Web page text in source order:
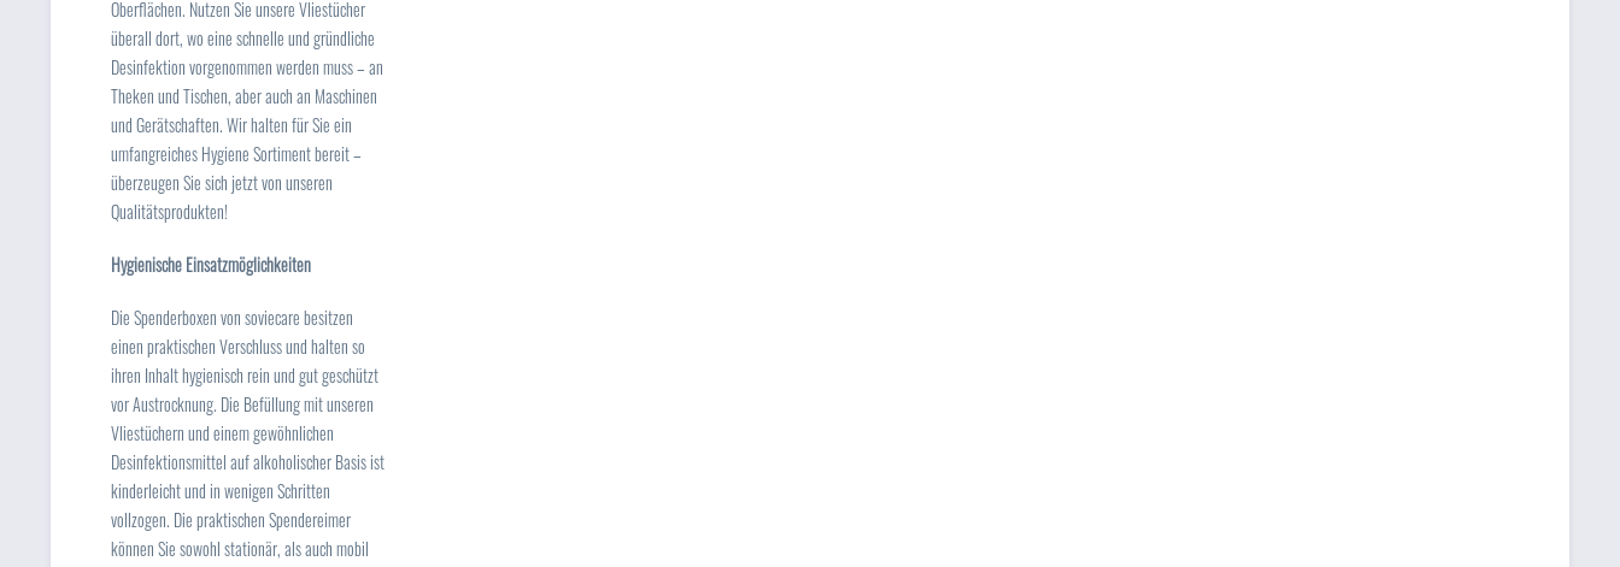
Oberflächen. Nutzen Sie unsere Vliestücher
überall dort, wo eine schnelle und gründliche
Desinfektion vorgenommen werden muss – an
Theken und Tischen, aber auch an Maschinen
und Gerätschaften. Wir halten für Sie ein
umfangreiches Hygiene Sortiment bereit –
überzeugen Sie sich jetzt von unseren
Qualitätsprodukten!
Hygienische Einsatzmöglichkeiten
Die Spenderboxen von soviecare besitzen
einen praktischen Verschluss und halten so
ihren Inhalt hygienisch rein und gut geschützt
vor Austrocknung. Die Befüllung mit unseren
Vliestüchern und einem gewöhnlichen
Desinfektionsmittel auf alkoholischer Basis ist
kinderleicht und in wenigen Schritten
vollzogen. Die praktischen Spendereimer
können Sie sowohl stationär, als auch mobil